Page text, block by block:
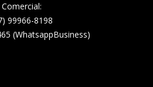
Comercial:
99966-8198
(WhatsappBusiness)